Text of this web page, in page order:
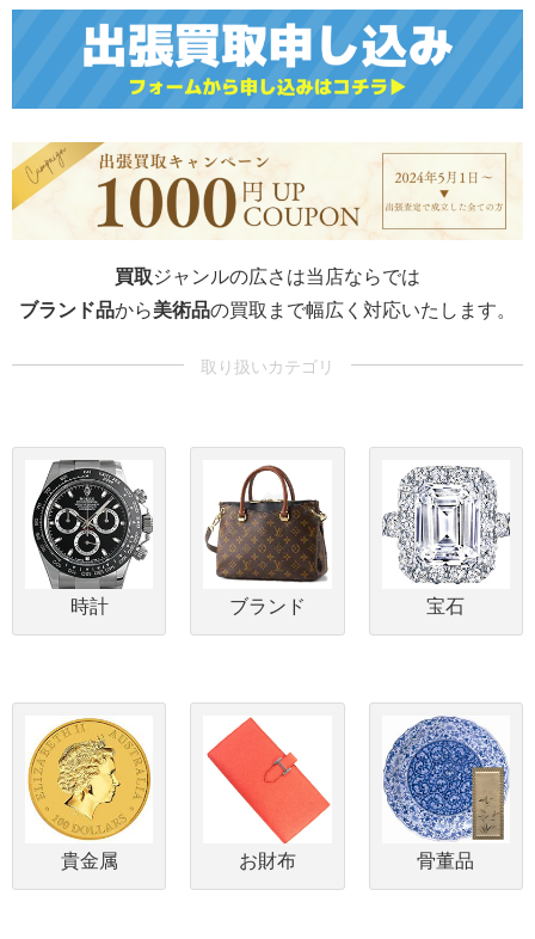
買取ジャンルの広さは当店ならでは
ブランド品から美術品の買取まで幅広く対応いたします。
時計 ブランド 宝石
貴金属 お財布 骨董品